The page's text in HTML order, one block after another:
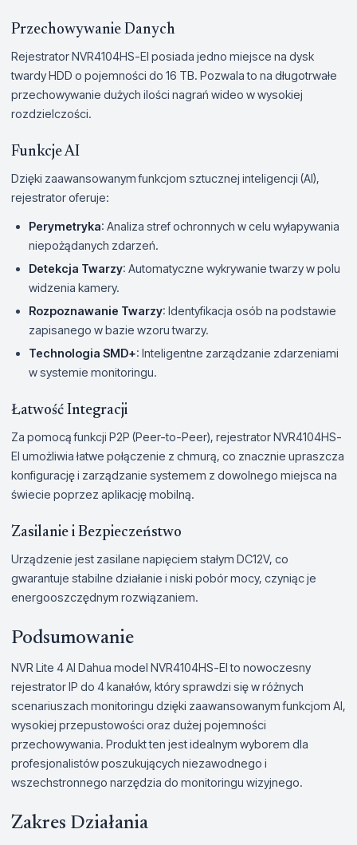
Przechowywanie Danych
Rejestrator NVR4104HS-EI posiada jedno miejsce na dysk
twardy HDD o pojemności do 16 TB. Pozwala to na długotrwałe
przechowywanie dużych ilości nagrań wideo w wysokiej
rozdzielczości.
Funkcje AI
Dzięki zaawansowanym funkcjom sztucznej inteligencji (AI),
rejestrator oferuje:
Perymetryka: Analiza stref ochronnych w celu wyłapywania
niepożądanych zdarzeń.
Detekcja Twarzy: Automatyczne wykrywanie twarzy w polu
widzenia kamery.
Rozpoznawanie Twarzy: Identyfikacja osób na podstawie
zapisanego w bazie wzoru twarzy.
Technologia SMD+: Inteligentne zarządzanie zdarzeniami
w systemie monitoringu.
Łatwość Integracji
Za pomocą funkcji P2P (Peer-to-Peer), rejestrator NVR4104HS-
EI umożliwia łatwe połączenie z chmurą, co znacznie upraszcza
konfigurację i zarządzanie systemem z dowolnego miejsca na
świecie poprzez aplikację mobilną.
Zasilanie i Bezpieczeństwo
Urządzenie jest zasilane napięciem stałym DC12V, co
gwarantuje stabilne działanie i niski pobór mocy, czyniąc je
energooszczędnym rozwiązaniem.
Podsumowanie
NVR Lite 4 AI Dahua model NVR4104HS-EI to nowoczesny
rejestrator IP do 4 kanałów, który sprawdzi się w różnych
scenariuszach monitoringu dzięki zaawansowanym funkcjom AI,
wysokiej przepustowości oraz dużej pojemności
przechowywania. Produkt ten jest idealnym wyborem dla
profesjonalistów poszukujących niezawodnego i
wszechstronnego narzędzia do monitoringu wizyjnego.
Zakres Działania